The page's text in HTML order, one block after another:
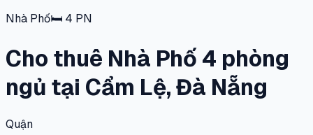
Nhà Phố🛏 4 PN
Cho thuê Nhà Phố 4 phòng
ngủ tại Cẩm Lệ, Đà Nẵng
Quận